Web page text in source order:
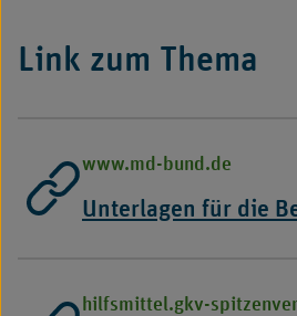
Link zum Thema
www.md-bund.de
Unterlagen für die
Externer
hilfsmittel.gkv-